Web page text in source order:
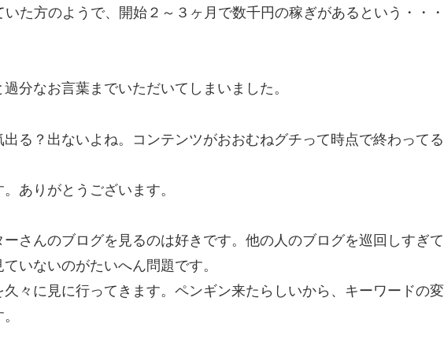
た方のようで、開始２～３ヶ月で数千円の稼ぎがあるという・・・
過分なお言葉までいただいてしまいました。
る？出ないよね。コンテンツがおおむねグチって時点で終わって
ありがとうございます。
さんのブログを見るのは好きです。他の人のブログを巡回しすぎて
いないのがたいへん問題です。
々に見に行ってきます。ペンギン来たらしいから、キーワードの